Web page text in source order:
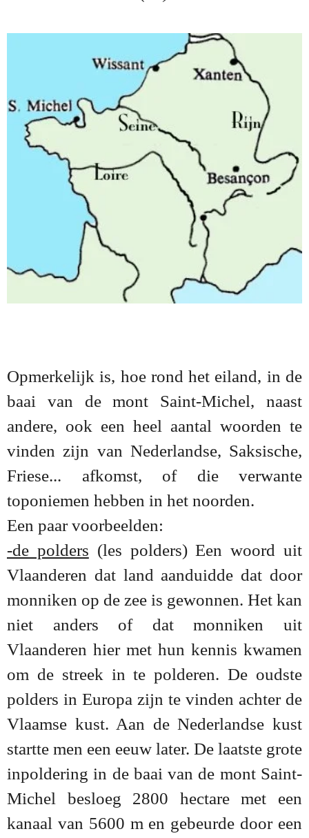
Opmerkelijk is, hoe rond het eiland, in de
baai van de mont Saint-Michel, naast
andere, ook een heel aantal woorden te
vinden zijn van Nederlandse, Saksische,
Friese... afkomst, of die verwante
toponiemen hebben in het noorden.
Een paar voorbeelden:
-de polders (les polders) Een woord uit
Vlaanderen dat land aanduidde dat door
monniken op de zee is gewonnen. Het kan
niet anders of dat monniken uit
Vlaanderen hier met hun kennis kwamen
om de streek in te polderen. De oudste
polders in Europa zijn te vinden achter de
Vlaamse kust. Aan de Nederlandse kust
startte men een eeuw later. De laatste grote
inpoldering in de baai van de mont Saint-
Michel besloeg 2800 hectare met een
kanaal van 5600 m en gebeurde door een